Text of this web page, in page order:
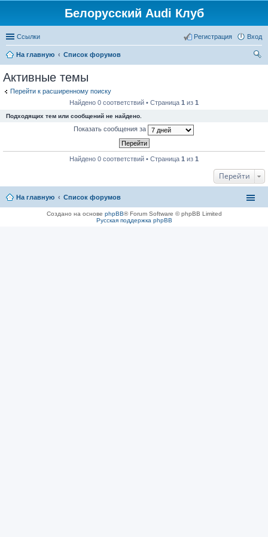
Белорусский Audi Клуб
Ссылки Вход
Регистрация
На главную
Список форумов
Активные темы
Перейти к расширенному поиску
Найдено 0 соответствий • Страница 1 из 1
Подходящих тем или сообщений не найдено.
Показать сообщения за
Найдено 0 соответствий • Страница 1 из 1
Перейти
На главную Список форумов
Создано на основе phpBB® Forum Software © phpBB Limited
Русская поддержка phpBB